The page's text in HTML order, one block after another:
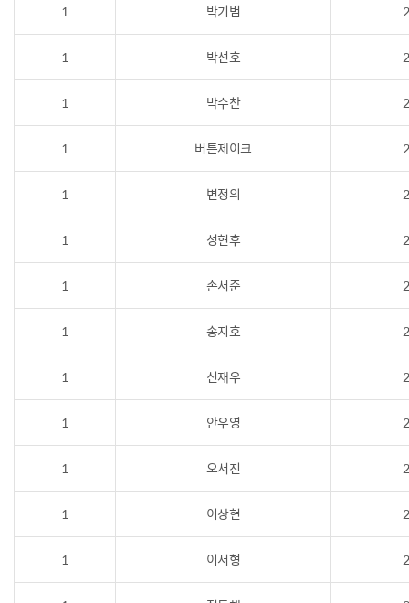
1 박기범
1 박선호
1 박수찬
1 버튼제이크
1 변정의
1 성현후
1 손서준
1 송지호
1 신재우
1 안우영
1 오서진
1 이상현
1 이서형